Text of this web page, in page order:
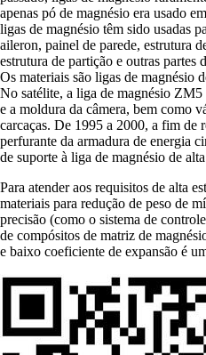
apenas pó de magnésio era usado
ligas de magnésio têm sido usadas
aileron, painel de parede, estrutura
estrutura de partição e outras partes
Os materiais são ligas de
No satélite, a liga de magnésio
e a moldura da câmera, bem como
carcaças. De 1995 a 2000, a fim de
perfurante da armadura de energia
de suporte à liga de magnésio de
Para atender aos requisitos de alta
materiais para redução de peso de
precisão (como o sistema de
de compósitos de matriz de
e baixo coeficiente de expansão é